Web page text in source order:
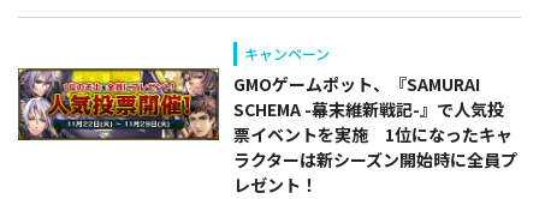
キャンペーン
GMOゲームポット、『SAMURAI
SCHEMA -幕末維新戦記-』で人気投
票イベントを実施 1位になったキャ
ラクターは新シーズン開始時に全員プ
レゼント！